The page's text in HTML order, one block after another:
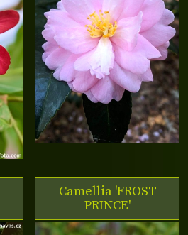
Camellia 'FROST
PRINCE'